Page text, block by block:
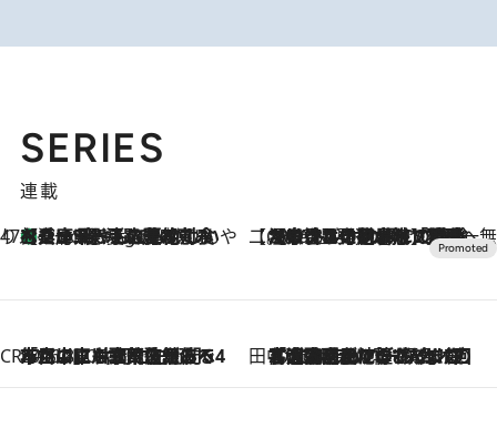
SERIES
連載
47都道府県の手みやげ ひんやりスイーツで夏を満喫
7 Hours Ago
【兵庫県】この夏絶対食べたい 冷やしておいしいおやつ3選 淡路島の恵みをジェラートに集約 【CREA×星野リゾート】唯一無二。癒しと発見が待つ場所へ
2026.8.7
【トンボの足水浴】ヒノキの香りに包まれて涼感マックス！約13℃の湧水かけ流しを避暑地「星野温泉 トンボの湯」で体験
CREA'S CHOICE
2026.8.7
「立川にも歌舞伎があるんだよ」 片岡仁左衛門・市川中車ら豪華座組みで4年目の立川立飛歌舞伎へ 田中稲の勝手に再ブーム
2026.8.7
「湘南乃風に憧れて」観客大盛上がりの“タオル回し”に、ラッパー顔負けの高速歌唱まで…さだまさし（74）のアグレッシブすぎる現在地